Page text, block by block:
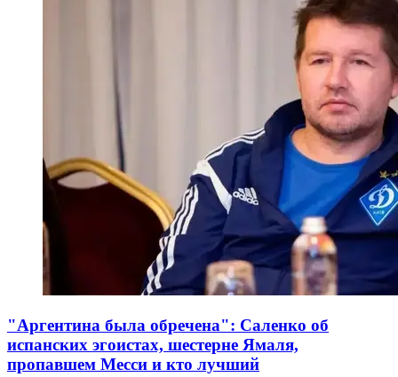
"Аргентина была обречена": Саленко об
испанских эгоистах, шестерне Ямаля,
пропавшем Месси и кто лучший